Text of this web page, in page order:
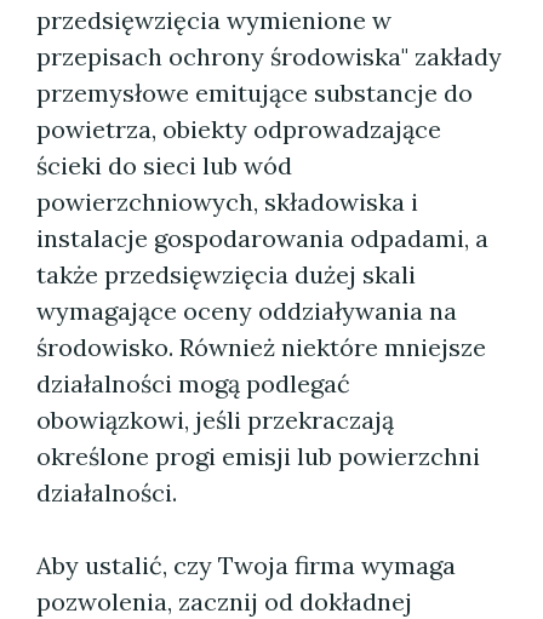
przedsięwzięcia wymienione w
przepisach ochrony środowiska" zakłady
przemysłowe emitujące substancje do
powietrza, obiekty odprowadzające
ścieki do sieci lub wód
powierzchniowych, składowiska i
instalacje gospodarowania odpadami, a
także przedsięwzięcia dużej skali
wymagające oceny oddziaływania na
środowisko. Również niektóre mniejsze
działalności mogą podlegać
obowiązkowi, jeśli przekraczają
określone progi emisji lub powierzchni
działalności.
Aby ustalić, czy Twoja firma wymaga
pozwolenia, zacznij od dokładnej